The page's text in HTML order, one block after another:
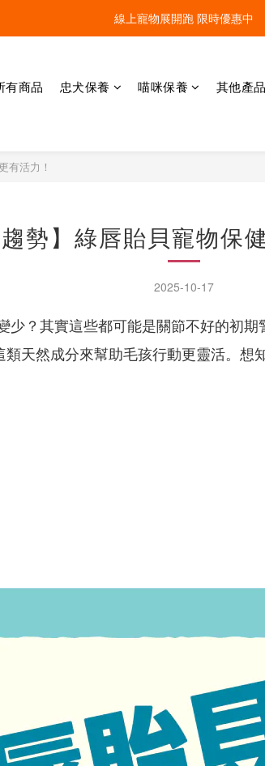
線上寵物展開跑 限時優惠中
線上寵物展開跑 限時優惠中
線上寵物展開跑 限時優惠中
有商品 忠犬保養 喵咪保養 其他產品
有活力！
趨勢】綠唇貽貝寵物保
2025-10-17
？其實這些都可能是關節不好的初
天然成分來幫助毛孩行動更靈活。